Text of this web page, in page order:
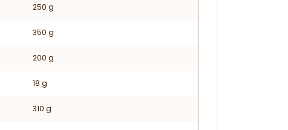
250 g
350 g
200 g
18 g
310 g